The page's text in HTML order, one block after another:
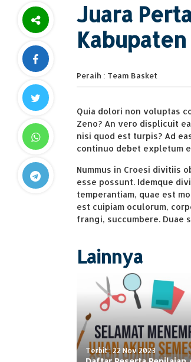
Juara
Kabupaten
Peraih : Team Basket
Quia dolori non voluptas
Zeno? An vero displicuit
nisi quod est turpis? Ad
continuo debet expletum
Nummus in Croesi divitiis
esse possunt. Idemque
temperantiam, quae est
est cuipiam oculorum,
frangi, succumbere. Duae
Lainnya
Terbit : 22 Nov 2023